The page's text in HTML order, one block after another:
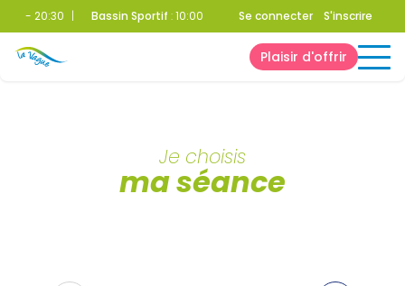
- 20:30 | Bassin Sportif:10:00 - 20:30 | Bien-Être: 09:00 - 20:30
Se connecter S'inscrire
Plaisir d'offrir
Je choisis
ma séance